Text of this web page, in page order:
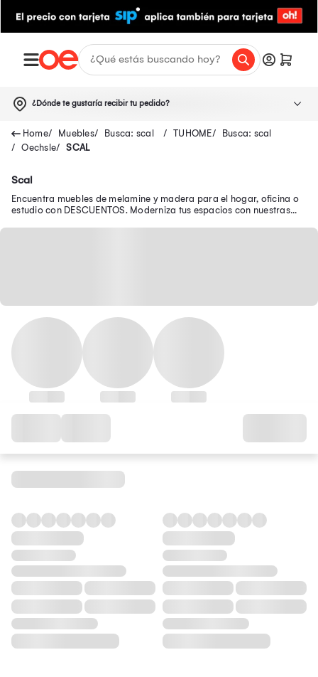
¿Dónde te gustaría recibir tu pedido?
Muebles Busca: scal TUHOME
Busca: scal
Oechsle
SCAL
Scal
Encuentra muebles de melamine y madera para el hogar, oficina o
estudio con DESCUENTOS. Moderniza tus espacios con nuestras